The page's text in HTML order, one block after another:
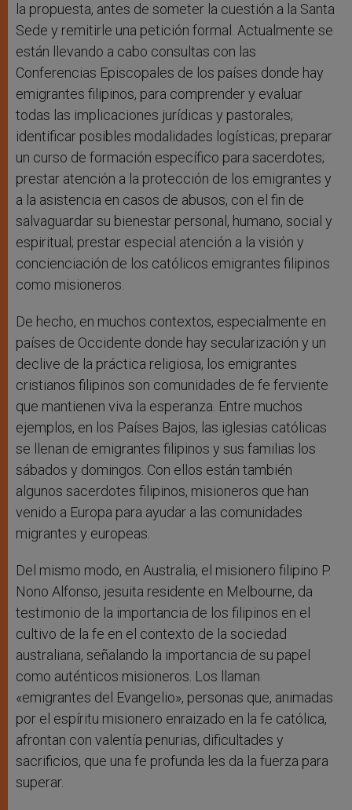
la propuesta, antes de someter la cuestión a la Santa
Sede y remitirle una petición formal. Actualmente se
están llevando a cabo consultas con las
Conferencias Episcopales de los países donde hay
emigrantes filipinos, para comprender y evaluar
todas las implicaciones jurídicas y pastorales;
identificar posibles modalidades logísticas; preparar
un curso de formación específico para sacerdotes;
prestar atención a la protección de los emigrantes y
a la asistencia en casos de abusos, con el fin de
salvaguardar su bienestar personal, humano, social y
espiritual; prestar especial atención a la visión y
concienciación de los católicos emigrantes filipinos
como misioneros.
De hecho, en muchos contextos, especialmente en
países de Occidente donde hay secularización y un
declive de la práctica religiosa, los emigrantes
cristianos filipinos son comunidades de fe ferviente
que mantienen viva la esperanza. Entre muchos
ejemplos, en los Países Bajos, las iglesias católicas
se llenan de emigrantes filipinos y sus familias los
sábados y domingos. Con ellos están también
algunos sacerdotes filipinos, misioneros que han
venido a Europa para ayudar a las comunidades
migrantes y europeas.
Del mismo modo, en Australia, el misionero filipino P.
Nono Alfonso, jesuita residente en Melbourne, da
testimonio de la importancia de los filipinos en el
cultivo de la fe en el contexto de la sociedad
australiana, señalando la importancia de su papel
como auténticos misioneros. Los llaman
«emigrantes del Evangelio», personas que, animadas
por el espíritu misionero enraizado en la fe católica,
afrontan con valentía penurias, dificultades y
sacrificios, que una fe profunda les da la fuerza para
superar.